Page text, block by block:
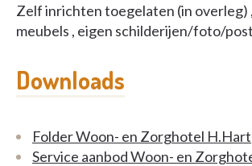
Zelf inrichten toegelaten (in overleg)
meubels , eigen schilderijen/foto/
Downloads
Folder Woon- en Zorghotel H.Hart
Service aanbod Woon- en